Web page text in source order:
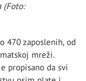
(Foto:
470 zaposlenih, od
mreži.
propisano da svi